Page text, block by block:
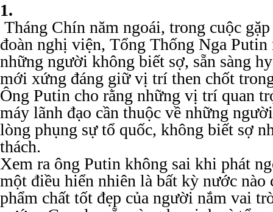
1.
Tháng Chín năm ngoái, trong cuộc
đoàn nghị viện, Tổng Thống Nga Putin
những người không biết sợ, sẵn sàng
mới xứng đáng giữ vị trí then chốt
Ông Putin cho rằng những vị trí quan
máy lãnh đạo cần thuộc về những
lòng phụng sự tổ quốc, không biết sợ
thách.
Xem ra ông Putin không sai khi phát
một điều hiển nhiên là bất kỳ nước
phẩm chất tốt đẹp của người nắm vai